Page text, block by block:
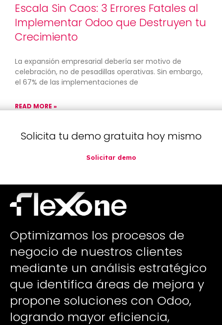
Escala Sin Caos: 3 Errores Fatales al
Implementar Odoo que Destruyen tu
Crecimiento
La expansión empresarial debería ser motivo de
celebración, no de pesadillas operativas. Sin embargo,
el 67% de las implementaciones de
READ MORE »
agosto 20, 2025 No hay comentarios
Optimizamos los procesos de
negocio de nuestros clientes
mediante un análisis estratégico
que identifica áreas de mejora y
propone soluciones con Odoo,
logrando mayor eficiencia,
Solicita tu demo gratuita hoy mismo
Solicitar demo